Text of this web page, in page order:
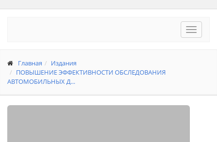
Toggle
Главная
Издания
ПОВЫШЕНИЕ ЭФФЕКТИВНОСТИ ОБСЛЕДОВАНИЯ
АВТОМОБИЛЬНЫХ Д...